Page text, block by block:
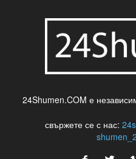
24Shumen.COM е
свържете се с нас: